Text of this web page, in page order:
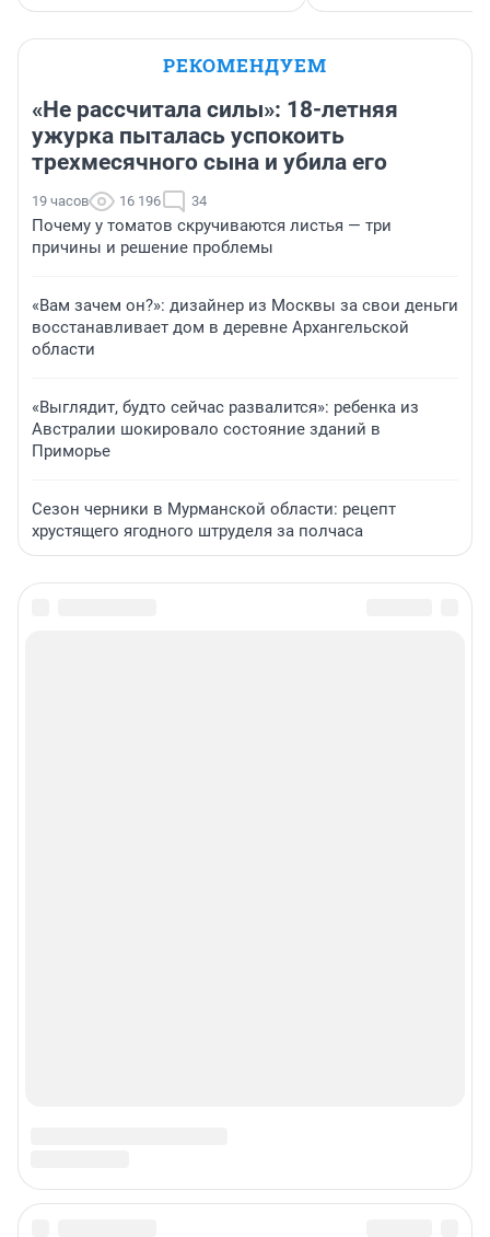
РЕКОМЕНДУЕМ
«Не рассчитала силы»: 18-летняя
ужурка пыталась успокоить
трехмесячного сына и убила его
19 часов 16 196 34
Почему у томатов скручиваются листья — три
причины и решение проблемы
«Вам зачем он?»: дизайнер из Москвы за свои деньги
восстанавливает дом в деревне Архангельской
области
«Выглядит, будто сейчас развалится»: ребенка из
Австралии шокировало состояние зданий в
Приморье
Сезон черники в Мурманской области: рецепт
хрустящего ягодного штруделя за полчаса